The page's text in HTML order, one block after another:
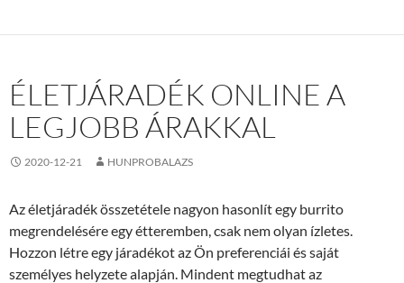
ÉLETJÁRADÉK ONLINE A
LEGJOBB ÁRAKKAL
2020-12-21 HUNPROBALAZS
Az életjáradék összetétele nagyon hasonlít egy burrito
megrendelésére egy étteremben, csak nem olyan ízletes.
Hozzon létre egy járadékot az Ön preferenciái és saját
személyes helyzete alapján. Mindent megtudhat az